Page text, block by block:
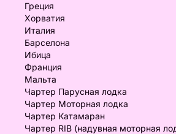
Греция
Хорватия
Италия
Барселона
Ибица
Франция
Мальта
Чартер Парусная лодка
Чартер Моторная лодка
Чартер Катамаран
Чартер RIB (надувная моторная